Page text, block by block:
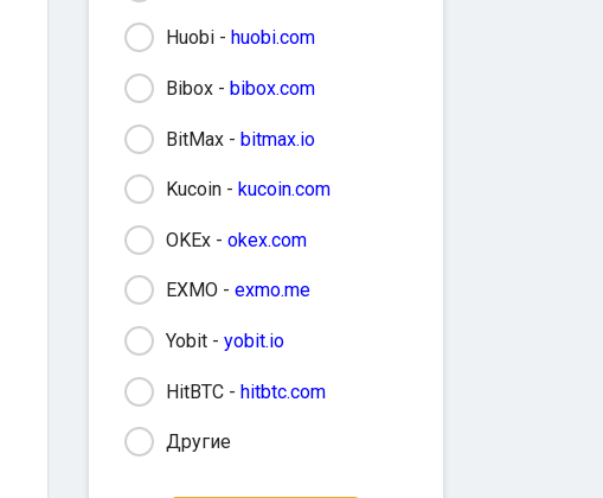
Huobi - huobi.com
Bibox - bibox.com
BitMax - bitmax.io
Kucoin - kucoin.com
OKEx - okex.com
EXMO - exmo.me
Yobit - yobit.io
HitBTC - hitbtc.com
Другие